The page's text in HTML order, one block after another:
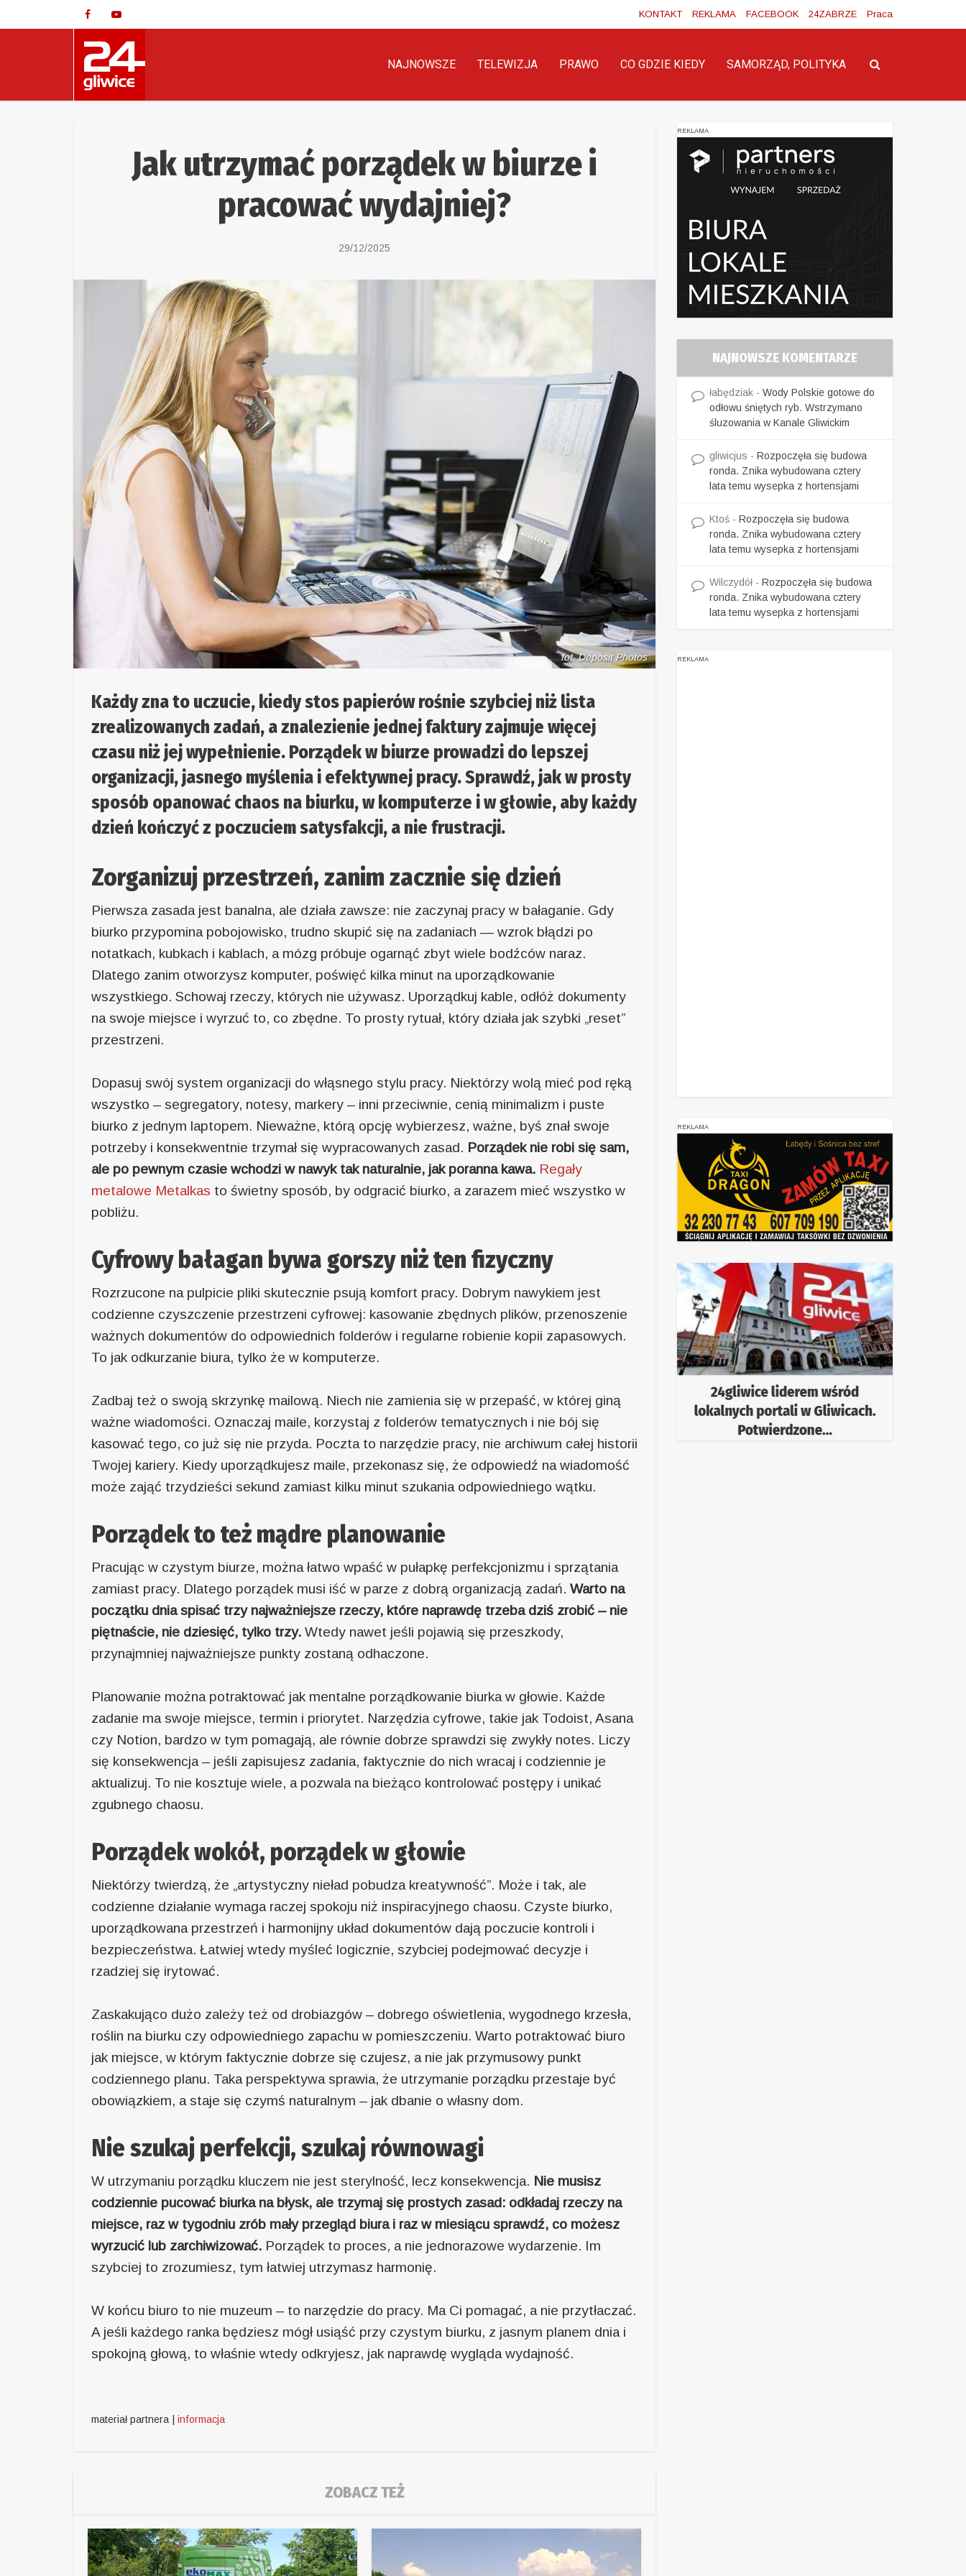
KONTAKT REKLAMA FACEBOOK 24ZABRZE Praca
NAJNOWSZE TELEWIZJA PRAWO CO GDZIE KIEDY SAMORZĄD, POLITYKA
Jak utrzymać porządek w biurze i
pracować wydajniej?
29/12/2025
fot. Deposit Photos
Każdy zna to uczucie, kiedy stos papierów rośnie szybciej niż lista
zrealizowanych zadań, a znalezienie jednej faktury zajmuje więcej
czasu niż jej wypełnienie. Porządek w biurze prowadzi do lepszej
organizacji, jasnego myślenia i efektywnej pracy. Sprawdź, jak w prosty
sposób opanować chaos na biurku, w komputerze i w głowie, aby każdy
dzień kończyć z poczuciem satysfakcji, a nie frustracji.
Zorganizuj przestrzeń, zanim zacznie się dzień
Pierwsza zasada jest banalna, ale działa zawsze: nie zaczynaj pracy w bałaganie. Gdy
biurko przypomina pobojowisko, trudno skupić się na zadaniach — wzrok błądzi po
notatkach, kubkach i kablach, a mózg próbuje ogarnąć zbyt wiele bodźców naraz.
Dlatego zanim otworzysz komputer, poświęć kilka minut na uporządkowanie
wszystkiego. Schowaj rzeczy, których nie używasz. Uporządkuj kable, odłóż dokumenty
na swoje miejsce i wyrzuć to, co zbędne. To prosty rytuał, który działa jak szybki „reset”
przestrzeni.
Dopasuj swój system organizacji do włąsnego stylu pracy. Niektórzy wolą mieć pod ręką
wszystko – segregatory, notesy, markery – inni przeciwnie, cenią minimalizm i puste
biurko z jednym laptopem. Nieważne, którą opcję wybierzesz, ważne, byś znał swoje
potrzeby i konsekwentnie trzymał się wypracowanych zasad. Porządek nie robi się sam,
ale po pewnym czasie wchodzi w nawyk tak naturalnie, jak poranna kawa. Regały
metalowe Metalkas to świetny sposób, by odgracić biurko, a zarazem mieć wszystko w
pobliżu.
Cyfrowy bałagan bywa gorszy niż ten fizyczny
Rozrzucone na pulpicie pliki skutecznie psują komfort pracy. Dobrym nawykiem jest
codzienne czyszczenie przestrzeni cyfrowej: kasowanie zbędnych plików, przenoszenie
ważnych dokumentów do odpowiednich folderów i regularne robienie kopii zapasowych.
To jak odkurzanie biura, tylko że w komputerze.
Zadbaj też o swoją skrzynkę mailową. Niech nie zamienia się w przepaść, w której giną
ważne wiadomości. Oznaczaj maile, korzystaj z folderów tematycznych i nie bój się
kasować tego, co już się nie przyda. Poczta to narzędzie pracy, nie archiwum całej historii
Twojej kariery. Kiedy uporządkujesz maile, przekonasz się, że odpowiedź na wiadomość
może zająć trzydzieści sekund zamiast kilku minut szukania odpowiedniego wątku.
Porządek to też mądre planowanie
Pracując w czystym biurze, można łatwo wpaść w pułapkę perfekcjonizmu i sprzątania
zamiast pracy. Dlatego porządek musi iść w parze z dobrą organizacją zadań. Warto na
początku dnia spisać trzy najważniejsze rzeczy, które naprawdę trzeba dziś zrobić – nie
piętnaście, nie dziesięć, tylko trzy. Wtedy nawet jeśli pojawią się przeszkody,
przynajmniej najważniejsze punkty zostaną odhaczone.
Planowanie można potraktować jak mentalne porządkowanie biurka w głowie. Każde
zadanie ma swoje miejsce, termin i priorytet. Narzędzia cyfrowe, takie jak Todoist, Asana
czy Notion, bardzo w tym pomagają, ale równie dobrze sprawdzi się zwykły notes. Liczy
się konsekwencja – jeśli zapisujesz zadania, faktycznie do nich wracaj i codziennie je
aktualizuj. To nie kosztuje wiele, a pozwala na bieżąco kontrolować postępy i unikać
zgubnego chaosu.
Porządek wokół, porządek w głowie
Niektórzy twierdzą, że „artystyczny nieład pobudza kreatywność”. Może i tak, ale
codzienne działanie wymaga raczej spokoju niż inspiracyjnego chaosu. Czyste biurko,
uporządkowana przestrzeń i harmonijny układ dokumentów dają poczucie kontroli i
bezpieczeństwa. Łatwiej wtedy myśleć logicznie, szybciej podejmować decyzje i
rzadziej się irytować.
Zaskakująco dużo zależy też od drobiazgów – dobrego oświetlenia, wygodnego krzesła,
roślin na biurku czy odpowiedniego zapachu w pomieszczeniu. Warto potraktować biuro
jak miejsce, w którym faktycznie dobrze się czujesz, a nie jak przymusowy punkt
codziennego planu. Taka perspektywa sprawia, że utrzymanie porządku przestaje być
obowiązkiem, a staje się czymś naturalnym – jak dbanie o własny dom.
Nie szukaj perfekcji, szukaj równowagi
W utrzymaniu porządku kluczem nie jest sterylność, lecz konsekwencja. Nie musisz
codziennie pucować biurka na błysk, ale trzymaj się prostych zasad: odkładaj rzeczy na
miejsce, raz w tygodniu zrób mały przegląd biura i raz w miesiącu sprawdź, co możesz
wyrzucić lub zarchiwizować. Porządek to proces, a nie jednorazowe wydarzenie. Im
szybciej to zrozumiesz, tym łatwiej utrzymasz harmonię.
W końcu biuro to nie muzeum – to narzędzie do pracy. Ma Ci pomagać, a nie przytłaczać.
A jeśli każdego ranka będziesz mógł usiąść przy czystym biurku, z jasnym planem dnia i
spokojną głową, to właśnie wtedy odkryjesz, jak naprawdę wygląda wydajność.
materiał partnera | informacja
ZOBACZ TEŻ
REKLAMA
NAJNOWSZE KOMENTARZE
łabędziak - Wody Polskie gotowe do
odłowu śniętych ryb. Wstrzymano
śluzowania w Kanale Gliwickim
gliwicjus - Rozpoczęła się budowa
ronda. Znika wybudowana cztery
lata temu wysepka z hortensjami
Ktoś - Rozpoczęła się budowa
ronda. Znika wybudowana cztery
lata temu wysepka z hortensjami
Wilczydół - Rozpoczęła się budowa
ronda. Znika wybudowana cztery
lata temu wysepka z hortensjami
REKLAMA
REKLAMA